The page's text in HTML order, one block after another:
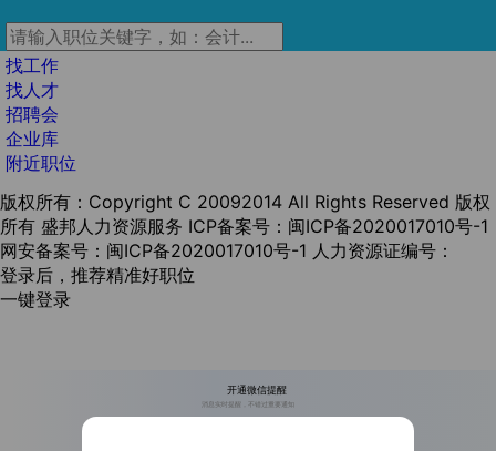
找工作
找人才
招聘会
企业库
附近职位
版权所有：Copyright C 20092014 All Rights Reserved 版权
所有 盛邦人力资源服务 ICP备案号：闽ICP备2020017010号-1
网安备案号：闽ICP备2020017010号-1 人力资源证编号：
登录后，推荐精准好职位
一键登录
开通微信提醒
消息实时提醒，不错过重要通知